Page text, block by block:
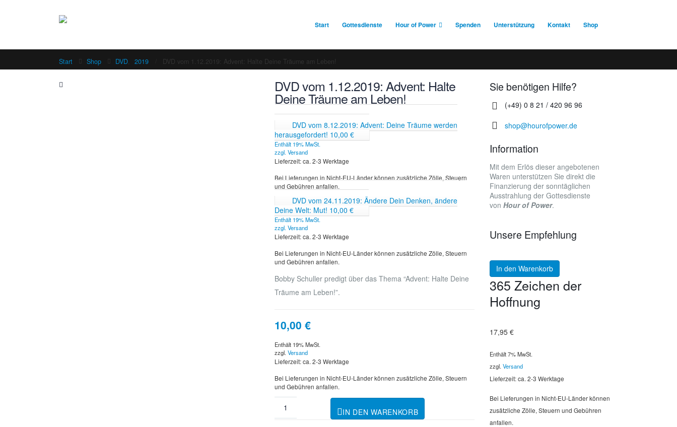
Start Gottesdienste Hour of Power Spenden Unterstützung Kontakt Shop
Start Shop DVD, 2019 DVD vom 1.12.2019: Advent: Halte Deine Träume am Leben!
DVD vom 1.12.2019: Advent: Halte
Deine Träume am Leben!
DVD vom 8.12.2019: Advent: Deine Träume werden
herausgefordert! 10,00 €
Enthält 19% MwSt.
zzgl. Versand
Lieferzeit: ca. 2-3 Werktage
Bei Lieferungen in Nicht-EU-Länder können zusätzliche Zölle, Steuern
und Gebühren anfallen.
DVD vom 24.11.2019: Ändere Dein Denken, ändere
Deine Welt: Mut! 10,00 €
Enthält 19% MwSt.
zzgl. Versand
Lieferzeit: ca. 2-3 Werktage
Bei Lieferungen in Nicht-EU-Länder können zusätzliche Zölle, Steuern
und Gebühren anfallen.
Bobby Schuller predigt über das Thema “Advent: Halte Deine
Träume am Leben!”.
10,00 €
Enthält 19% MwSt.
zzgl. Versand
Lieferzeit: ca. 2-3 Werktage
Bei Lieferungen in Nicht-EU-Länder können zusätzliche Zölle, Steuern
und Gebühren anfallen.
IN DEN WARENKORB
Sie benötigen Hilfe?
(+49) 0 8 21 / 420 96 96
shop@hourofpower.de
Information
Mit dem Erlös dieser angebotenen
Waren unterstützen Sie direkt die
Finanzierung der sonntäglichen
Ausstrahlung der Gottesdienste
von Hour of Power.
Unsere Empfehlung
In den Warenkorb
365 Zeichen der
Hoffnung
17,95 €
Enthält 7% MwSt.
zzgl. Versand
Lieferzeit: ca. 2-3 Werktage
Bei Lieferungen in Nicht-EU-Länder können
zusätzliche Zölle, Steuern und Gebühren
anfallen.